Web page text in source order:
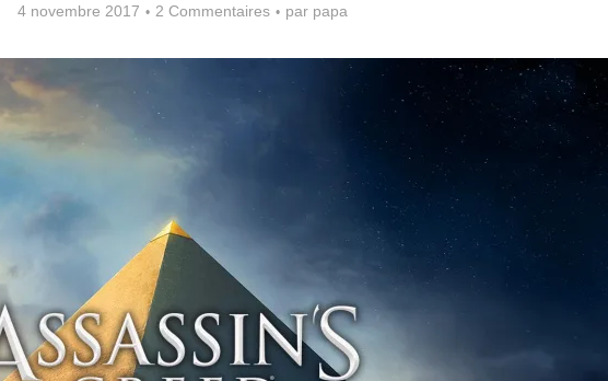
4 novembre 2017 2 Commentaires par papa
Looking for Fael
Assassin’s Creed Black